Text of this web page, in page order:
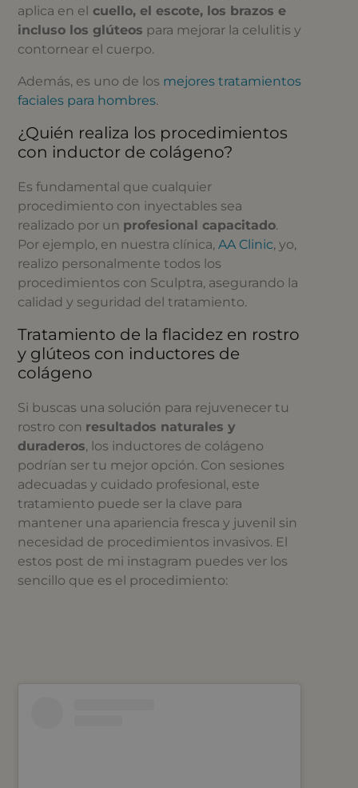
aplica en el cuello, el escote, los brazos e
incluso los glúteos para mejorar la celulitis y
contornear el cuerpo.
Además, es uno de los mejores tratamientos
faciales para hombres.
¿Quién realiza los procedimientos
con inductor de colágeno?
Es fundamental que cualquier
procedimiento con inyectables sea
realizado por un profesional capacitado.
Por ejemplo, en nuestra clínica,AA Clinic, yo,
realizo personalmente todos los
procedimientos con Sculptra, asegurando la
calidad y seguridad del tratamiento.
Tratamiento de la flacidez en rostro
y glúteos con inductores de
colágeno
Si buscas una solución para rejuvenecer tu
rostro con resultados naturales y
duraderos, los inductores de colágeno
podrían ser tu mejor opción. Con sesiones
adecuadas y cuidado profesional, este
tratamiento puede ser la clave para
mantener una apariencia fresca y juvenil sin
necesidad de procedimientos invasivos. El
estos post de mi instagram puedes ver los
sencillo que es el procedimiento: